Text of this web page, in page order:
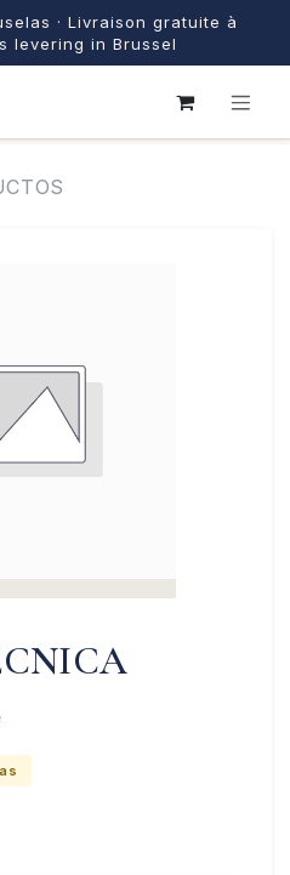
· Livraison gratuite à
levering in Brussel